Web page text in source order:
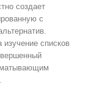
создает
с
изучение списков